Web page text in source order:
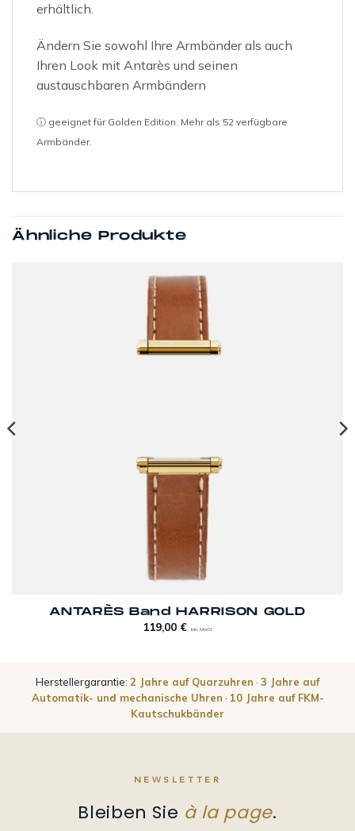
erhältlich.
Ändern Sie sowohl Ihre Armbänder als auch
Ihren Look mit Antarès und seinen
austauschbaren Armbändern
ⓘ geeignet für Golden Edition. Mehr als 52 verfügbare
Armbänder.
Ähnliche Produkte
ANTARÈS Band HARRISON GOLD
119,00 € inkl. MwSt
Herstellergarantie: 2 Jahre auf Quarzuhren · 3 Jahre auf
Automatik- und mechanische Uhren · 10 Jahre auf FKM-
Kautschukbänder
NEWSLETTER
Bleiben Sie à la page.